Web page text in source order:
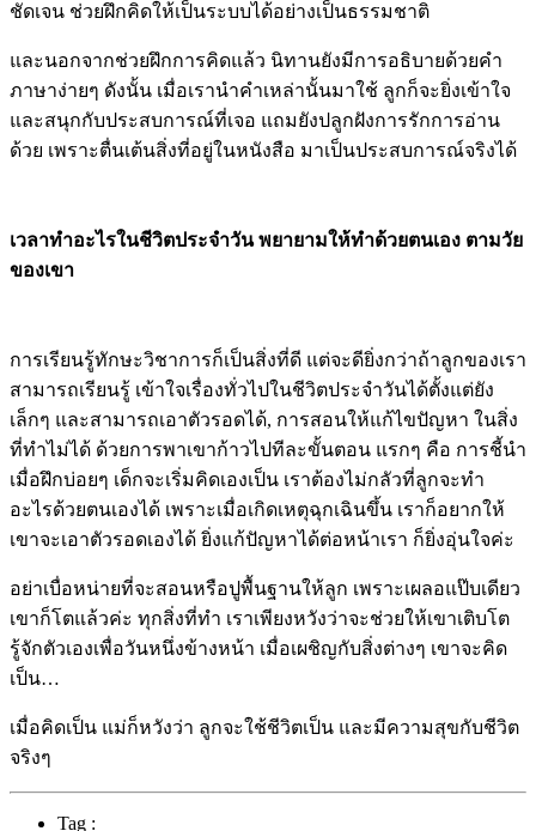
หนังสือนิทาน เป็นแหล่งเรียนรู้ที่ดีมากๆ ช่วยให้เด็กมีคลัง
คำและเมื่อเจอประสบการณ์จริงให้เราเชื่อมโยงสิ่งที่เห็นนั้นกับ
การผูกปัญหาหรือคลายปัญหา มีสาเหตุ มีผลปลายทางของเรื่อง
ชัดเจน ช่วยฝึกคิดให้เป็นระบบได้อย่างเป็นธรรมชาติ
ภาษาง่ายๆ ดังนั้น เมื่อเรานำคำเหล่านั้นมาใช้ ลูกก็จะยิ่งเข้าใจ
และสนุกกับประสบการณ์ที่เจอ แถมยังปลูกฝังการรักการอ่าน
ด้วย เพราะตื่นเต้นสิ่งที่อยู่ในหนังสือ มาเป็นประสบการณ์จริงได้
เวลาทำอะไรในชีวิตประจำวัน พยายามให้ทำด้วยตนเอง ตามวัย
ของเขา
การเรียนรู้ทักษะวิชาการก็เป็นสิ่งที่ดี แต่จะดียิ่งกว่าถ้าลูกของเรา
สามารถเรียนรู้ เข้าใจเรื่องทั่วไปในชีวิตประจำวันได้ตั้งแต่ยัง
เล็กๆ และสามารถเอาตัวรอดได้,
ที่ทำไม่ได้ ด้วยการพาเขาก้าวไปทีละขั้นตอน แรกๆ คือ การชี้นำ
เมื่อฝึกบ่อยๆ เด็กจะเริ่มคิดเองเป็น เราต้องไม่